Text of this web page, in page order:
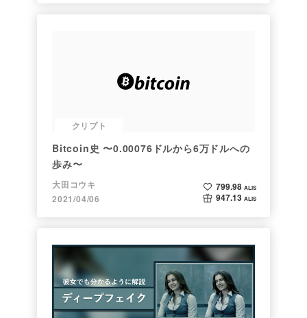
クリプト
Bitcoin史 〜0.00076ドルから6万ドルへの
歩み〜
大田コウキ
2021/04/06
799.98 ALIS
947.13 ALIS